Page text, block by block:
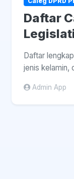
Daftar
Daftar
jenis kelamin,
Admin App